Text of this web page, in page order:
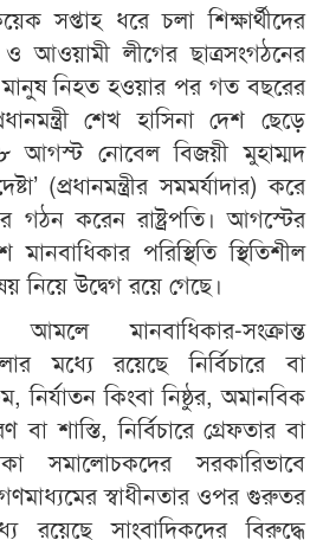
সপ্তাহ ধরে চলা শিক্ষার্থীদের
আওয়ামী লীগের ছাত্রসংগঠনের
নিহত হওয়ার পর গত বছরের
শেখ হাসিনা দেশ ছেড়ে
আগস্ট নোবেল বিজয়ী মুহাম্মদ
(প্রধানমন্ত্রীর সমমর্যাদার) করে
গঠন করেন রাষ্ট্রপতি। আগস্টের
পরিস্থিতি স্থিতিশীল
নিয়ে উদ্বেগ রয়ে গেছে।
মানবাধিকার-সংক্রান্ত
মধ্যে রয়েছে নির্বিচারে বা
নির্যাতন কিংবা নিষ্ঠুর, অমানবিক
শাস্তি, নির্বিচারে গ্রেফতার বা
সমালোচকদের সরকারিভাবে
স্বাধীনতার ওপর গুরুতর
রয়েছে সাংবাদিকদের বিরুদ্ধে